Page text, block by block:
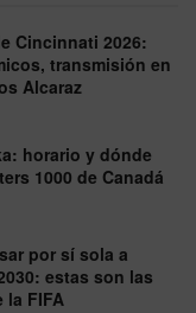
Cincinnati 2026:
transmisión en
Alcaraz
horario y dónde
1000 de Canadá
por sí sola a
estas son las
la FIFA